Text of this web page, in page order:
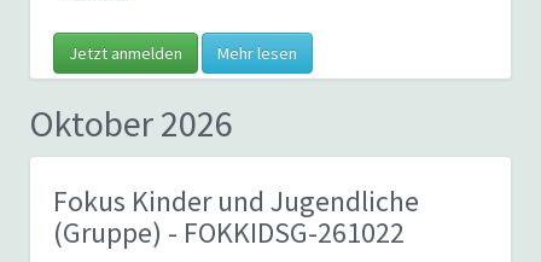
Jetzt anmelden Mehr lesen
Oktober 2026
Fokus Kinder und Jugendliche
(Gruppe) - FOKKIDSG-261022